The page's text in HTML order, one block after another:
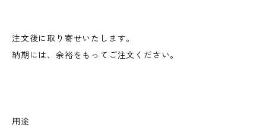
注文後に取り寄せいたします。
納期には、余裕をもってご注文ください。
用途